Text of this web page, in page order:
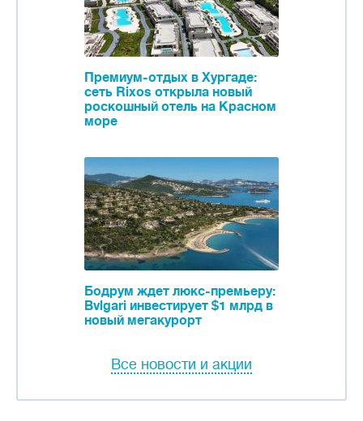
Премиум-отдых в Хургаде:
сеть Rixos открыла новый
роскошный отель на Красном
море
Бодрум ждет люкс-премьеру:
Bvlgari инвестирует $1 млрд в
новый мегакурорт
Все новости и акции